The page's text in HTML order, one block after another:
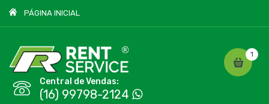
PÁGINA INICIAL
Central de Vendas:
(16) 99798-2124
1